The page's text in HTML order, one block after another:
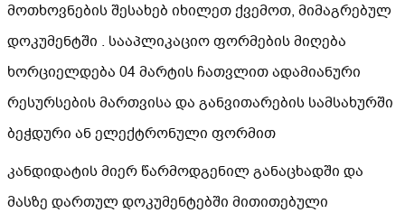
მოთხოვნების შესახებ იხილეთ ქვემოთ, მიმაგრებულ
დოკუმენტში . სააპლიკაციო ფორმების მიღება
ხორციელდება 04 მარტის ჩათვლით ადამიანური
რესურსების მართვისა და განვითარების სამსახურში
ბეჭდური ან ელექტრონული ფორმით
კანდიდატის მიერ წარმოდგენილ განაცხადში და
მასზე დართულ დოკუმენტებში მითითებული